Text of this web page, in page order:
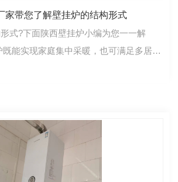
家带您了解壁挂炉的结构形式
式?下面陕西壁挂炉小编为您一一解
实现家庭集中采暖，也可满足多居室
以作为一个单独的个体设定不同的…